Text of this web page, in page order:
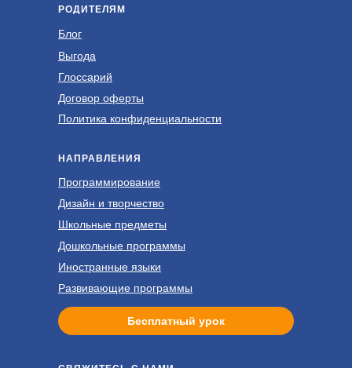
РОДИТЕЛЯМ
Блог
НАПРАВЛЕНИЯ
Программирование
Выгода
Глоссарий
Школьные предметы
Дизайн и творчество
Бесплатный урок
Политика конфиденциальности
Договор оферты
Дошкольные программы
Иностранные языки
Развивающие программы